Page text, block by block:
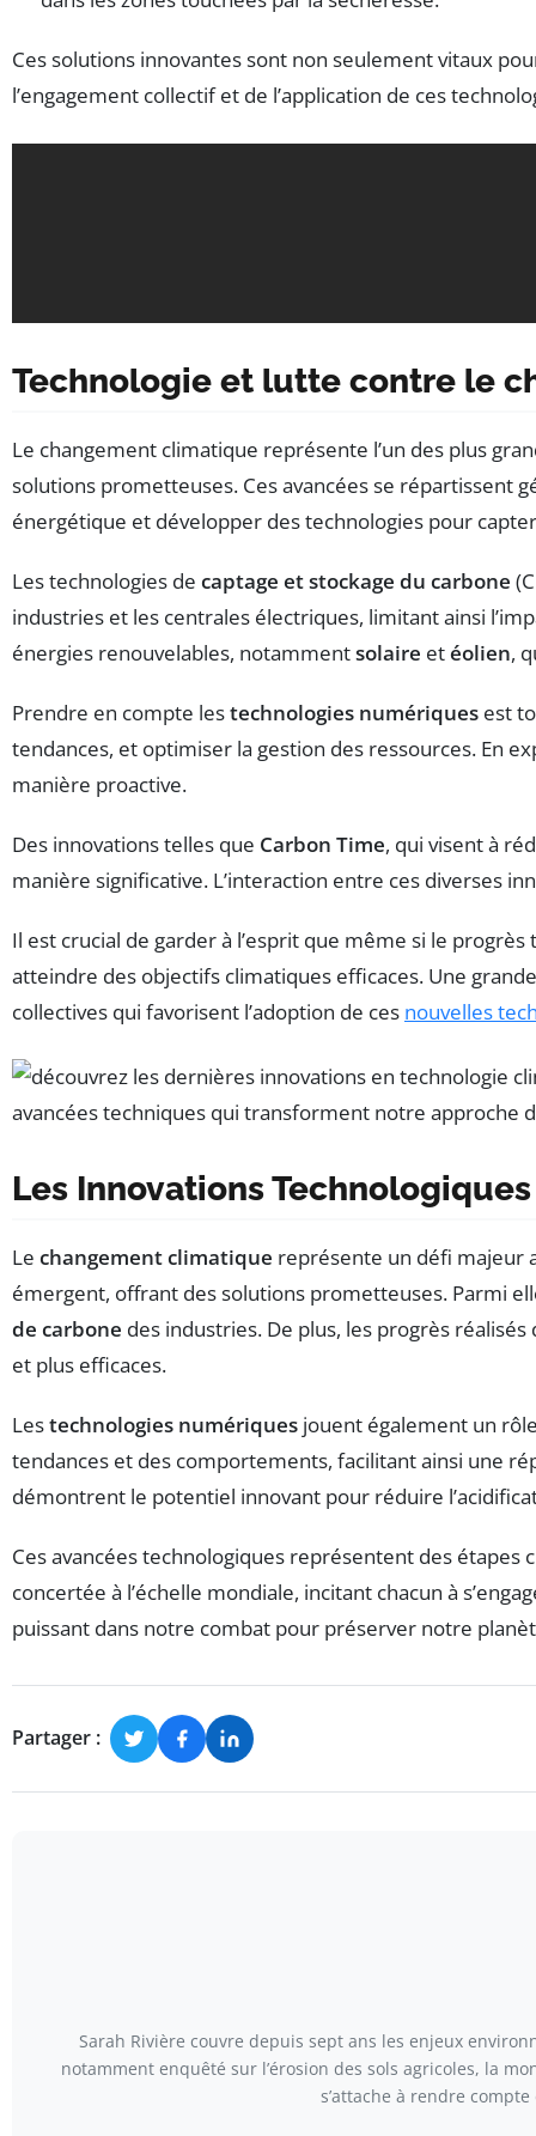
Ces solutions innovantes sont non seulement vitaux
l’engagement collectif et de l’application de ces
Technologie et lutte contre le
Le changement climatique représente l’un des plus
solutions prometteuses. Ces avancées se répartissent
énergétique et développer des technologies pour
Les technologies de captage et stockage du carbone
industries et les centrales électriques, limitant ainsi
énergies renouvelables, notammentsolaire etéolien,
Prendre en compte lestechnologies numériques est
tendances, et optimiser la gestion des ressources. En
manière proactive.
Des innovations telles que Carbon Time, qui visent à
manière significative. L’interaction entre ces diverses
Il est crucial de garder à l’esprit que même si le
atteindre des objectifs climatiques efficaces. Une
collectives qui favorisent l’adoption de ces nouvelles
Les Innovations
Le changement climatique représente un défi majeur
émergent, offrant des solutions prometteuses. Parmi
de carbone des industries. De plus, les progrès
et plus efficaces.
Lestechnologies numériques jouent également un
tendances et des comportements, facilitant ainsi une
démontrent le potentiel innovant pour réduire
Ces avancées technologiques représentent des étapes
concertée à l’échelle mondiale, incitant chacun à
puissant dans notre combat pour préserver notre
Partager :
Sarah Rivière couvre depuis sept ans les enjeux
notamment enquêté sur l’érosion des sols agricoles, la
s’attache à rendre